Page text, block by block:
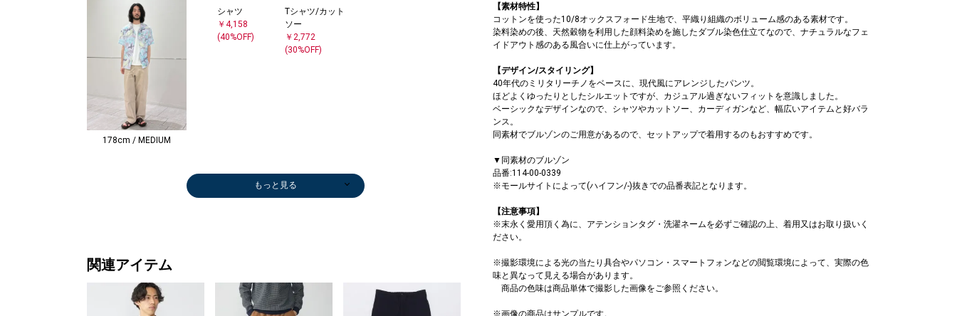
178cm / MEDIUM
シャツ
￥4,158
(40%OFF)
Tシャツ/カット
ソー
￥2,772
(30%OFF)
￥4,543
Tシャツ/カット
ソー
メガネ/サング
ラス
カーディガン
￥6,930
シャツ
￥5,236
メガネ/サング
ラス
シャツ
￥5,236
サンダル/エス
パドリーユ
￥4,543
ブルゾン
￥12,980
ハンカチ/バン
ダナ
Tシャツ/カット
ソー
カーディガン
￥4,620
￥9,240
スウェット
￥4,851
ステンカラーコ
ート
キャップ
(40%OFF)
￥5,236
Tシャツ/カット
ソー
カーディガン
￥4,620
ハンカチ/バン
ダナ
Tシャツ/カット
ソー
￥6,875
スウェット
￥4,158
ベルト/サスペ
ンダー
￥7,480
ニット/セータ
ー
ショルダーバッ
グ
￥6,325
ブルゾン
￥13,200
スウェット
￥4,543
ニット/セータ
ー
メガネ/サング
ラス
ダウン/中綿ジ
ャケット
ニット/セータ
ー
￥3,960
スウェット
￥4,158
スニーカー
￥8,910
￥5,236
Tシャツ/カット
ソー
ストール/マフ
ラー
ブルゾン
￥9,900
メガネ/サング
ラス
ニット/セータ
ー
ストール/マフ
ラー
ダウン/中綿ジ
ャケット
ブルゾン
￥9,900
メガネ/サング
ラス
ニット/セータ
ー
ピーコート
￥19,910
ニット/セータ
ー
ストール/マフ
ラー
￥7,920
ダウン/中綿ジ
ャケット
ニット/セータ
ー
メガネ/サング
ラス
メガネ/サング
ラス
ダウン/中綿ジ
ャケット
ニット/セータ
ー
ニット/セータ
ー
ストール/マフ
ラー
ダウン/中綿ジ
ャケット
ストール/マフ
ラー
￥13,200
メガネ/サング
ラス
ニット/セータ
ー
メガネ/サング
ラス
ブルゾン
￥9,900
メガネ/サング
ラス
ダウン/中綿ジ
ャケット
ニット/セータ
ー
カーディガン
￥9,900
ステンカラーコ
ート
ダウン/中綿ジ
ャケット
ニット/セータ
ー
ニットキャップ
￥2,200
ステンカラーコ
ート
ニット/セータ
ー
ピーコート
￥19,910
スリッポン/ロ
ーファー
メガネ/サング
ラス
ブルゾン
￥15,950
ストール/マフ
ラー
メガネ/サング
ラス
スウェット
￥4,851
Tシャツ/カット
ソー
Tシャツ/カット
ソー
ブルゾン
￥15,950
ショルダーバッ
グ
スウェット
￥4,851
ブルゾン
￥12,980
￥4,950
スウェット
￥6,930
スニーカー
￥8,910
￥8,800
メガネ/サング
ラス
スウェット
￥4,543
メガネ/サング
ラス
ブルゾン
￥7,920
Tシャツ/カット
ソー
￥9,240
Tシャツ/カット
ソー
スウェット
￥4,851
スウェット
￥4,851
カーディガン
￥4,752
￥9,680
メガネ/サング
ラス
ショルダーバッ
グ
メガネ/サング
ラス
シャツ
￥4,488
ニット/セータ
ー
￥6,380
Tシャツ/カット
ソー
メガネ/サング
ラス
ブルゾン
￥4,950
シャツ
￥4,488
￥4,488
Tシャツ/カット
ソー
カーディガン
￥4,752
もっと見る
関連アイテム
【素材特性】
コットンを使った10/8オックスフォード生地で、平織り組織のボリューム感のある素材です。
染料染めの後、天然穀物を利用した顔料染めを施したダブル染色仕立てなので、ナチュラルなフェ
イドアウト感のある風合いに仕上がっています。
【デザイン/スタイリング】
40年代のミリタリーチノをベースに、現代風にアレンジしたパンツ。
ほどよくゆったりとしたシルエットですが、カジュアル過ぎないフィットを意識しました。
ベーシックなデザインなので、シャツやカットソー、カーディガンなど、幅広いアイテムと好バラ
ンス。
同素材でブルゾンのご用意があるので、セットアップで着用するのもおすすめです。
▼同素材のブルゾン
品番:114-00-0339
※モールサイトによって(ハイフン/-)抜きでの品番表記となります。
【注意事項】
※末永く愛用頂く為に、アテンションタグ・洗濯ネームを必ずご確認の上、着用又はお取り扱いく
ださい。
※撮影環境による光の当たり具合やパソコン・スマートフォンなどの閲覧環境によって、実際の色
味と異なって見える場合があります。
商品の色味は商品単体で撮影した画像をご参照ください。
※画像の商品はサンプルです。